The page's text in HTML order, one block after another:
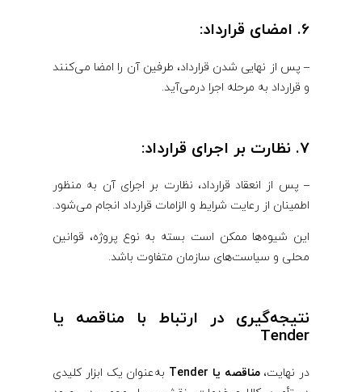
6. امضای قرارداد:
– پس از نهایی شدن قرارداد، طرفین آن را امضا می‌کنند
و قرارداد به مرحله اجرا درمی‌آید.
7. نظارت بر اجرای قرارداد:
– پس از انعقاد قرارداد، نظارت بر اجرای آن به منظور
اطمینان از رعایت شرایط و الزامات قرارداد انجام می‌شود.
این شیوه‌ها ممکن است بسته به نوع پروژه، قوانین
محلی و سیاست‌های سازمان متفاوت باشد.
نتیجه‌گیری در ارتباط با مناقصه یا
Tender
در نهایت،مناقصه یا Tender
به‌عنوان یک ابزار کلیدی